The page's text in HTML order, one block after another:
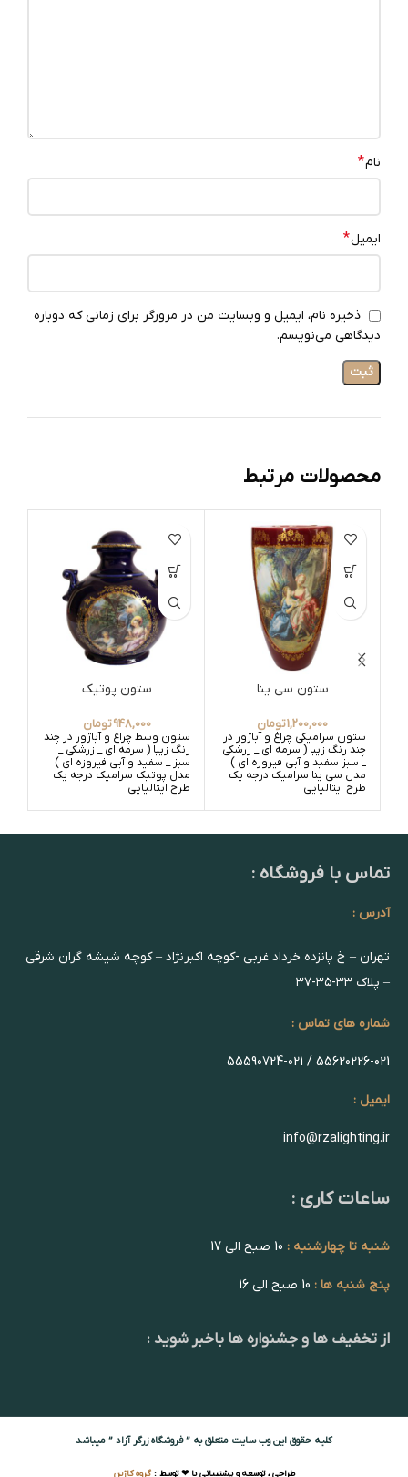
نام*
ایمیل*
ذخیره نام، ایمیل و وبسایت من در مرورگر برای زمانی که دوباره
دیدگاهی می‌نویسم.
محصولات مرتبط
ستون سی ینا
1,200,000تومان
ستون سرامیکی چراغ و آباژور در
چند رنگ زیبا ( سرمه ای _ زرشکی
_ سبز سفید و آبی فیروزه ای )
مدل سی ینا سرامیک درجه یک
طرح ایتالیایی
ستون پوتیک
948,000تومان
ستون وسط چراغ و آباژور در چند
رنگ زیبا ( سرمه ای _ زرشکی _
سبز _ سفید و آبی فیروزه ای )
مدل پوتیک سرامیک درجه یک
طرح ایتالیایی
تماس با فروشگاه :
آدرس :
تهران – خ پانزده خرداد غربی -کوچه اکبرنژاد – کوچه شیشه گران شرقی
– پلاک ۳۳-۳۵-۳۷
شماره های تماس :
55620226-021 / 55590724-021
ایمیل :
info@rzalighting.ir
ساعات کاری :
شنبه تا چهارشنبه :
پنج شنبه ها :
از تخفیف ها و جشنواره ها باخبر شوید :
کلیه حقوق این وب سایت متعلق به ” فروشگاه زرگر آزاد ” میباشد
طراحی ، توسعه و پشتیبانی با ❤ توسط :گروه کاژین